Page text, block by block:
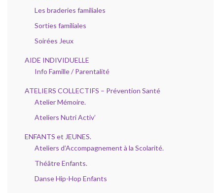
Les braderies familiales
Sorties familiales
Soirées Jeux
AIDE INDIVIDUELLE
Info Famille / Parentalité
ATELIERS COLLECTIFS – Prévention Santé
Atelier Mémoire.
Ateliers Nutri Activ’
ENFANTS et JEUNES.
Ateliers d’Accompagnement à la Scolarité.
Théâtre Enfants.
Danse Hip-Hop Enfants